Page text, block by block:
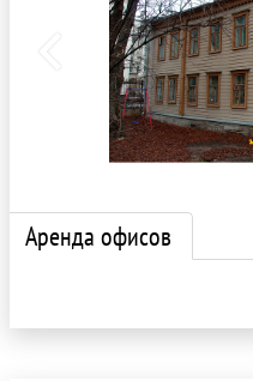
Аренда офисов